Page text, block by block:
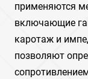
применяются
включающие
каротаж и
позволяют